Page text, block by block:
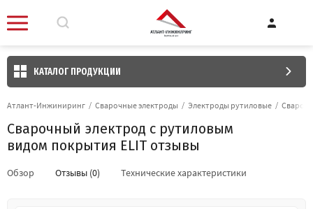
КАТАЛОГ ПРОДУКЦИИ
Атлант-Инжиниринг / Сварочные электроды / Электроды рутиловые /
Сварочный электрод с рутиловым
видом покрытия ELIT отзывы
Обзор Отзывы (0) Технические характеристики